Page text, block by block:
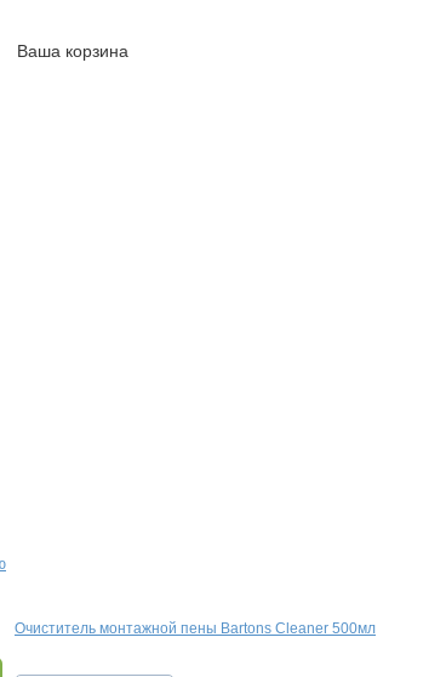
Ваша корзина
Очиститель монтажной пены Bartons Cleaner 500мл